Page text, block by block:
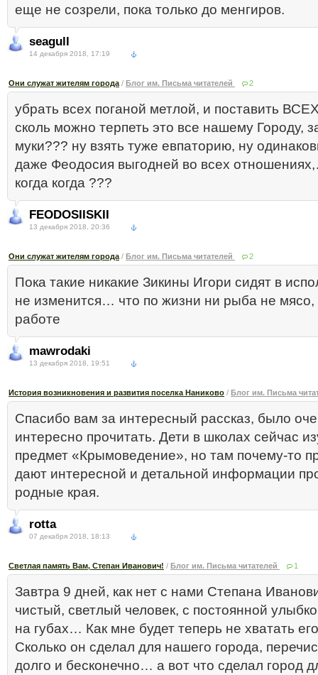
еще не созрели, пока только до менгиров.
seagull
14 декабря 2018, 17:19
Они служат жителям города / Блог им. Письма читателей 2
убрать всех поганой метлой, и поставить
сколь можно терпеть это все нашему Городу,
муки??? ну взять туже евпаторию, ну
даже Феодосия выгодней во всех
когда когда ???
FEODOSIISKII
13 декабря 2018, 20:36
Они служат жителям города / Блог им. Письма читателей 2
Пока такие никакие Зикины Игори сидят в
не изменится… что по жизни ни рыба не мясо,
работе
mawrodaki
13 декабря 2018, 19:51
История возникновения и развития поселка Наниково / Блог им. Письма
Спасибо вам за интересный рассказ, было
интересно прочитать. Дети в школах сейчас
предмет «Крымоведение», но там почему-то
дают интересной и детальной информации
родные края.
rotta
07 декабря 2018, 18:13
Светлая память Вам, Степан Иванович! / Блог им. Письма читателей 1
Завтра 9 дней, как нет с нами Степана
чистый, светлый человек, с постоянной
на губах… Как мне будет теперь не хватать
Сколько он сделал для нашего города,
долго и бесконечно… а вот что сделал город